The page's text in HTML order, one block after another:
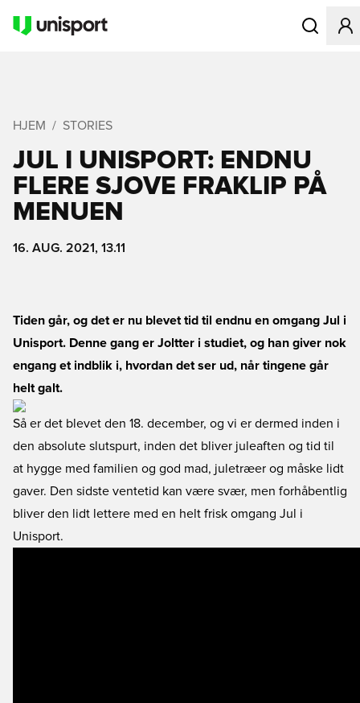
Åbner en
HJEM STORIES
JUL I UNISPORT: ENDNU
FLERE SJOVE FRAKLIP PÅ
MENUEN
16. AUG. 2021, 13.11
Tiden går, og det er nu blevet tid til endnu en omgang Jul i
Unisport. Denne gang er Joltter i studiet, og han giver nok
engang et indblik i, hvordan det ser ud, når tingene går
helt galt.
Så er det blevet den 18. december, og vi er dermed inden i
den absolute slutspurt, inden det bliver juleaften og tid til
at hygge med familien og god mad, juletræer og måske lidt
gaver. Den sidste ventetid kan være svær, men forhåbentlig
bliver den lidt lettere med en helt frisk omgang Jul i
Unisport.